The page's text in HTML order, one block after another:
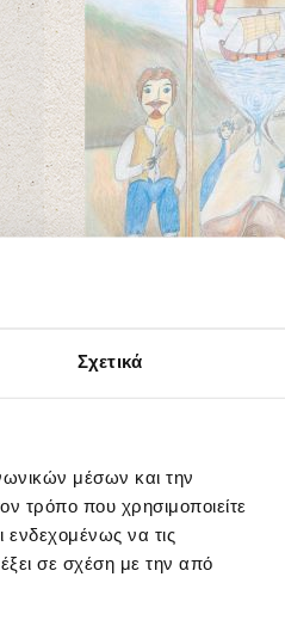
Σχετικά
μέσων και την
τρόπο που χρησιμοποιείτε
ενδεχομένως να τις
σε σχέση με την από